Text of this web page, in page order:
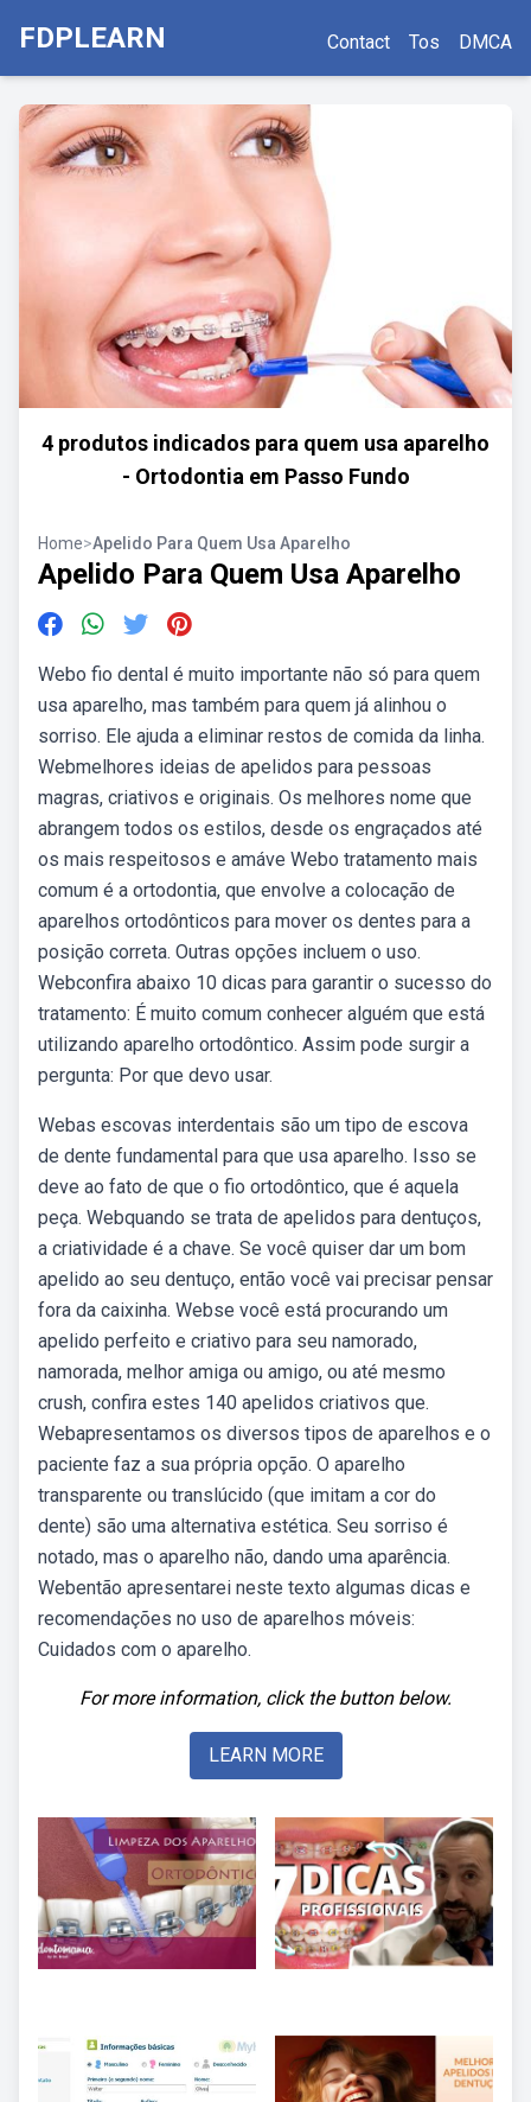
FDPLEARN Contact Tos DMCA
4 produtos indicados para quem usa aparelho
- Ortodontia em Passo Fundo
Home>Apelido Para Quem Usa Aparelho
Apelido Para Quem Usa Aparelho
Webo fio dental é muito importante não só para quem
usa aparelho, mas também para quem já alinhou o
sorriso. Ele ajuda a eliminar restos de comida da linha.
Webmelhores ideias de apelidos para pessoas
magras, criativos e originais. Os melhores nome que
abrangem todos os estilos, desde os engraçados até
os mais respeitosos e amáve Webo tratamento mais
comum é a ortodontia, que envolve a colocação de
aparelhos ortodônticos para mover os dentes para a
posição correta. Outras opções incluem o uso.
Webconfira abaixo 10 dicas para garantir o sucesso do
tratamento: É muito comum conhecer alguém que está
utilizando aparelho ortodôntico. Assim pode surgir a
pergunta: Por que devo usar.
Webas escovas interdentais são um tipo de escova
de dente fundamental para que usa aparelho. Isso se
deve ao fato de que o fio ortodôntico, que é aquela
peça. Webquando se trata de apelidos para dentuços,
a criatividade é a chave. Se você quiser dar um bom
apelido ao seu dentuço, então você vai precisar pensar
fora da caixinha. Webse você está procurando um
apelido perfeito e criativo para seu namorado,
namorada, melhor amiga ou amigo, ou até mesmo
crush, confira estes 140 apelidos criativos que.
Webapresentamos os diversos tipos de aparelhos e o
paciente faz a sua própria opção. O aparelho
transparente ou translúcido (que imitam a cor do
dente) são uma alternativa estética. Seu sorriso é
notado, mas o aparelho não, dando uma aparência.
Webentão apresentarei neste texto algumas dicas e
recomendações no uso de aparelhos móveis:
Cuidados com o aparelho.
For more information, click the button below.
LEARN MORE